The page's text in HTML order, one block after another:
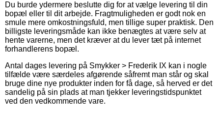
Du burde ydermere beslutte dig for at vælge levering til din
bopæl eller til dit arbejde. Fragtmuligheden er godt nok en
smule mere omkostningsfuld, men tillige super praktisk. Den
billigste leveringsmåde kan ikke benægtes at være selv at
hente varerne, men det kræver at du lever tæt på internet
forhandlerens bopæl.
Antal dages levering på Smykker > Frederik IX kan i nogle
tilfælde være særdeles afgørende såfremt man står og skal
bruge dine nye produkter inden for få dage, så herved er det
sandelig på sin plads at man tjekker leveringstidspunktet
ved den vedkommende vare.